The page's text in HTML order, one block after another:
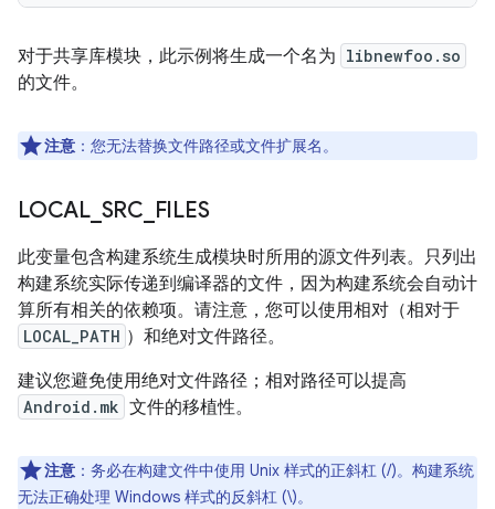
对于共享库模块，此示例将生成一个名为 libnewfoo.so
的文件。
注意 ：您无法替换文件路径或文件扩展名。
LOCAL_ SRC FILES
此变量包含构建系统生成模块时所用的源文件列表。只列出
构建系统实际传递到编译器的文件，因为构建系统会自动计
算所有相关的依赖项。请注意，您可以使用相对（相对于
LOCAL_PATH ）和绝对文件路径。
建议您避免使用绝对文件路径；相对路径可以提高
Android.mk 文件的移植性。
注意 ：务必在构建文件中使用 Unix 样式的正斜杠 (/)。构建系统
无法正确处理 Windows 样式的反斜杠 (\)。